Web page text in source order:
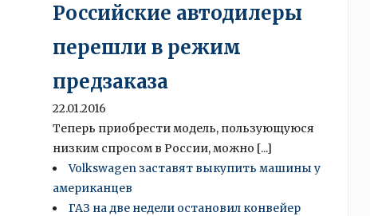
Российские автодилеры
перешли в режим
предзаказа
22.01.2016
Теперь приобрести модель, пользующуюся
низким спросом в России, можно [...]
Volkswagen заставят выкупить машины у
американцев
ГАЗ на две недели остановил конвейер